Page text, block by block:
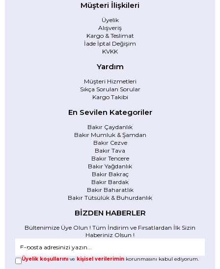
Müşteri İlişkileri
Üyelik
Alışveriş
Kargo & Teslimat
İade İptal Değişim
KVKK
Yardım
Müşteri Hizmetleri
Sıkça Sorulan Sorular
Kargo Takibi
En Sevilen Kategoriler
Bakır Çaydanlık
Bakır Mumluk & Şamdan
Bakır Cezve
Bakır Tava
Bakır Tencere
Bakır Yağdanlık
Bakır Bakraç
Bakır Bardak
Bakır Baharatlık
Bakır Tütsülük & Buhurdanlık
BİZDEN HABERLER
Bültenimize Üye Olun ! Tüm İndirim ve Fırsatlardan İlk Sizin
Haberiniz Olsun !
Üyelik koşullarını ve kişisel verilerimin korunmasını kabul ediyorum.